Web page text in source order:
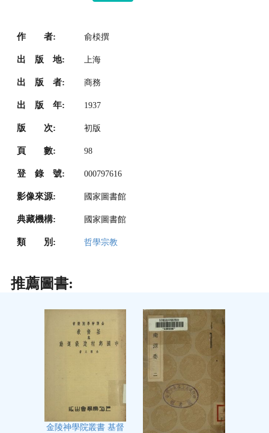
作 者: 俞棪撰
出 版 地: 上海
出 版 者: 商務
出 版 年: 1937
版 次: 初版
頁 數: 98
登 錄 號: 000797616
影像來源: 國家圖書館
典藏機構: 國家圖書館
類 別: 哲學宗教
推薦圖書:
金陵神學院叢書 基督